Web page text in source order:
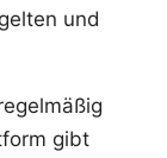
und
gibt